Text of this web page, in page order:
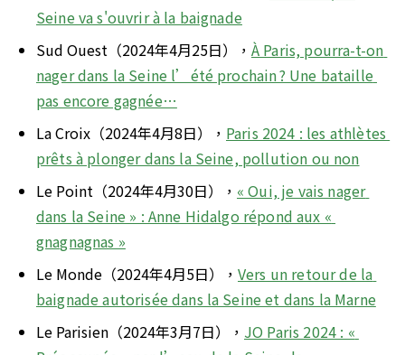
Seine va s'ouvrir à la baignade
Sud Ouest（2024年4月25日）， À Paris, pourra-t-on
nager dans la Seine l’été prochain ? Une bataille
pas encore gagnée…
La Croix（2024年4月8日）， Paris 2024 : les athlètes
prêts à plonger dans la Seine, pollution ou non
Le Point（2024年4月30日）， « Oui, je vais nager
dans la Seine » : Anne Hidalgo répond aux «
gnagnagnas »
Le Monde（2024年4月5日）， Vers un retour de la
baignade autorisée dans la Seine et dans la Marne
Le Parisien（2024年3月7日）， JO Paris 2024 : «